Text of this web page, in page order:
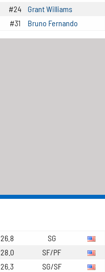
#24
Grant Williams
#31 Bruno Fernando
26.8
SG
28.0
SF/PF
26.3
SG/SF